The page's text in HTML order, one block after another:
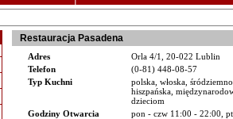
Restauracja Pasadena
Adres
Orla 4/1, 20-022 Lublin
Telefon
(0-81) 448-08-57
Typ Kuchni
polska, włoska,
hiszpańska,
dzieciom
Godziny Otwarcia
pon - czw 11:00 - 22:00,